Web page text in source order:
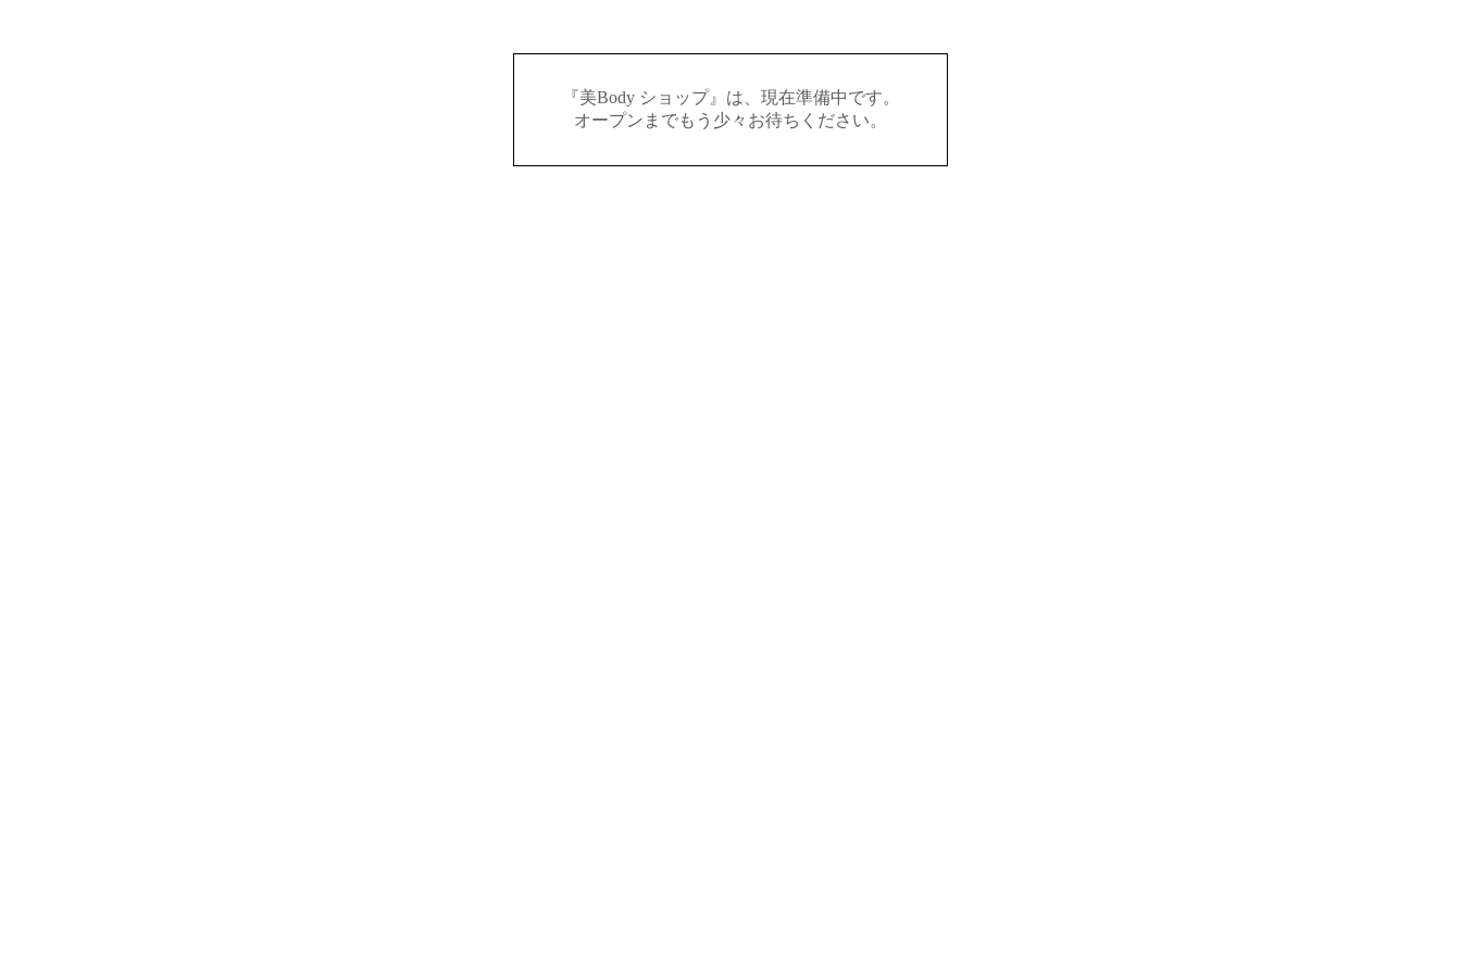
『美Body ショップ』は、現在準備中です。
オープンまでもう少々お待ちください。